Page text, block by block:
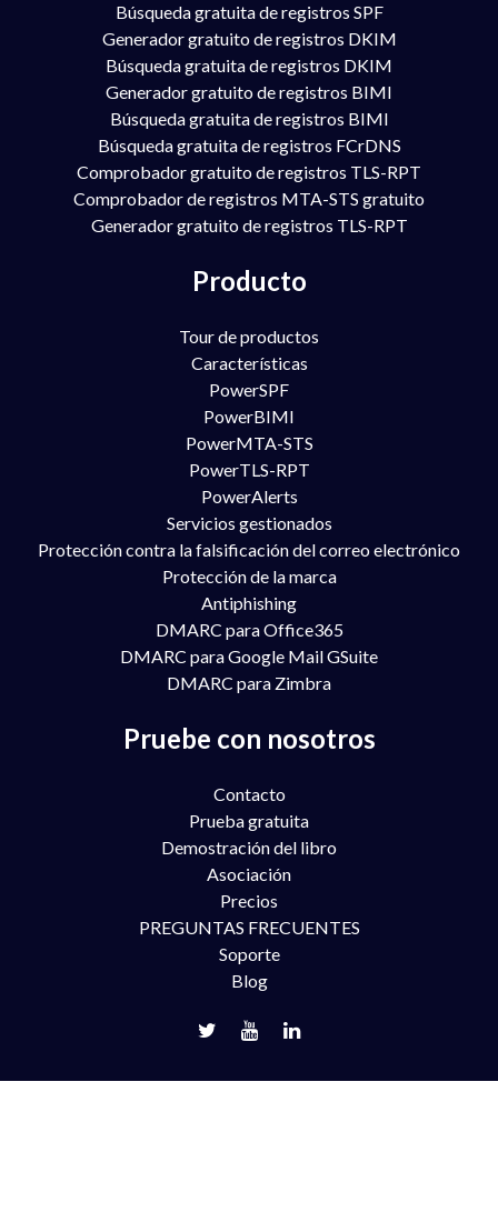
Búsqueda gratuita de registros SPF
Generador gratuito de registros DKIM
Búsqueda gratuita de registros DKIM
Generador gratuito de registros BIMI
Búsqueda gratuita de registros BIMI
Búsqueda gratuita de registros FCrDNS
Comprobador gratuito de registros TLS-RPT
Comprobador de registros MTA-STS gratuito
Generador gratuito de registros TLS-RPT
Producto
Tour de productos
Características
PowerSPF
PowerBIMI
PowerMTA-STS
PowerTLS-RPT
PowerAlerts
Servicios gestionados
Protección contra la falsificación del correo electrónico
Protección de la marca
Antiphishing
DMARC para Office365
DMARC para Google Mail GSuite
DMARC para Zimbra
Pruebe con nosotros
Contacto
Prueba gratuita
Demostración del libro
Asociación
Precios
PREGUNTAS FRECUENTES
Soporte
Blog